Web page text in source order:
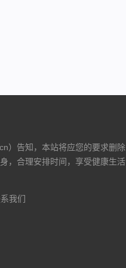
）
）告知，本站将应您的要求删除
，合理安排时间，享受健康生活
我们